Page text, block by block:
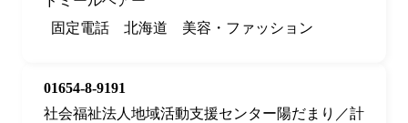
固定電話
北海道 美容・ファッション
01654-8-9191
社会福祉法人地域活動支援センター陽だまり／計